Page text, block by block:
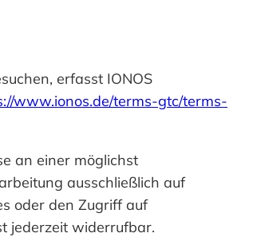
erfasst IONOS
www.ionos.de/terms-gtc/terms-
an einer möglichst
ausschließlich auf
oder den Zugriff auf
jederzeit widerrufbar.